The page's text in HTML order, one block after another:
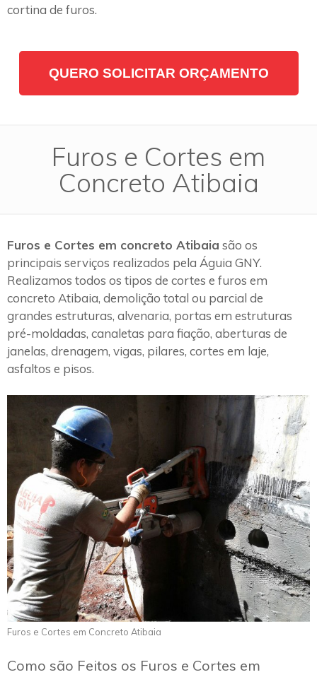
cortina de furos.
QUERO SOLICITAR ORÇAMENTO
Furos e Cortes em
Concreto Atibaia
Furos e Cortes em concreto Atibaia são os
principais serviços realizados pela Águia GNY.
Realizamos todos os tipos de cortes e furos em
concreto Atibaia, demolição total ou parcial de
grandes estruturas, alvenaria, portas em estruturas
pré-moldadas, canaletas para fiação, aberturas de
janelas, drenagem, vigas, pilares, cortes em laje,
asfaltos e pisos.
Furos e Cortes em Concreto Atibaia
Como são Feitos os Furos e Cortes em